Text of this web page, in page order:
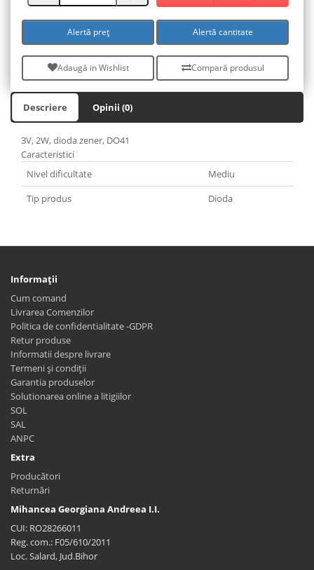
Alertă preț Alertă cantitate
Adaugă in Wishlist Compară produsul
Descriere Opinii (0)
3V, 2W, dioda zener, DO41
Caracteristici
Nivel dificultate
Mediu
Tip produs
Dioda
Informaţii
Cum comand
Livrarea Comenzilor
Politica de confidentialitate -GDPR
Retur produse
Informatii despre livrare
Termeni și condiții
Garantia produselor
Solutionarea online a litigiilor
SOL
SAL
ANPC
Extra
Producători
Returnări
Mihancea Georgiana Andreea I.I.
CUI: RO28266011
Reg. com.: F05/610/2011
Loc. Salard, Jud.Bihor